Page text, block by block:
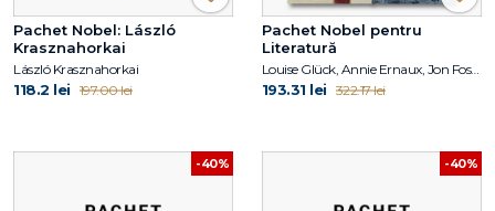
Pachet Nobel: László
Krasznahorkai
László Krasznahorkai
118.2 lei 197.00 lei
Pachet Nobel pentru
Literatură
Louise Glück, Annie Ernaux, Jon Fosse, László Krasznahorkai
193.31 lei 322.17 lei
-40% -40%